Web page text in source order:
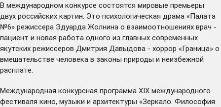
В международном конкурсе состоятся мировые премьеры
двух российских картин. Это психологическая драма «Палата
№6» режиссера Эдуарда Жолнина о взаимоотношениях врач -
пациент и новая работа одного из главных современных
якутских режиссеров Дмитрия Давыдова - хоррор «Граница» о
вмешательстве человека в законы природы и неизбежной
расплате.
Международная конкурсная программа XIX международного
фестиваля кино, музыки и архитектуры «Зеркало. Философия